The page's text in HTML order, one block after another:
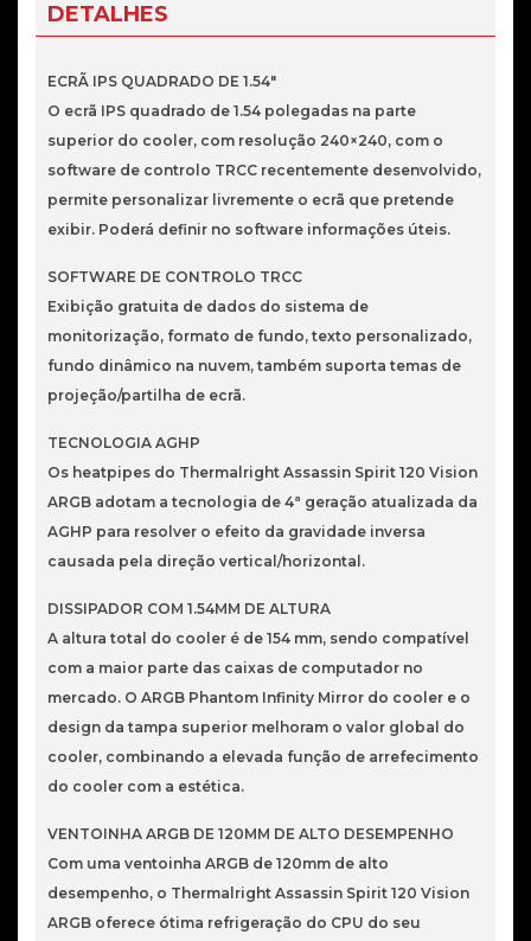
Vision
Branco
DETALHES
ECRÃ IPS QUADRADO DE 1.54"
O ecrã IPS quadrado de 1.54 polegadas na parte
superior do cooler, com resolução 240×240, com o
software de controlo TRCC recentemente desenvolvido,
permite personalizar livremente o ecrã que pretende
exibir. Poderá definir no software informações úteis.
SOFTWARE DE CONTROLO TRCC
Exibição gratuita de dados do sistema de
monitorização, formato de fundo, texto personalizado,
fundo dinâmico na nuvem, também suporta temas de
projeção/partilha de ecrã.
TECNOLOGIA AGHP
Os heatpipes do Thermalright Assassin Spirit 120 Vision
ARGB adotam a tecnologia de 4ª geração atualizada da
AGHP para resolver o efeito da gravidade inversa
causada pela direção vertical/horizontal.
DISSIPADOR COM 1.54MM DE ALTURA
A altura total do cooler é de 154 mm, sendo compatível
com a maior parte das caixas de computador no
mercado. O ARGB Phantom Infinity Mirror do cooler e o
design da tampa superior melhoram o valor global do
cooler, combinando a elevada função de arrefecimento
do cooler com a estética.
VENTOINHA ARGB DE 120MM DE ALTO DESEMPENHO
Com uma ventoinha ARGB de 120mm de alto
desempenho, o Thermalright Assassin Spirit 120 Vision
ARGB oferece ótima refrigeração do CPU do seu